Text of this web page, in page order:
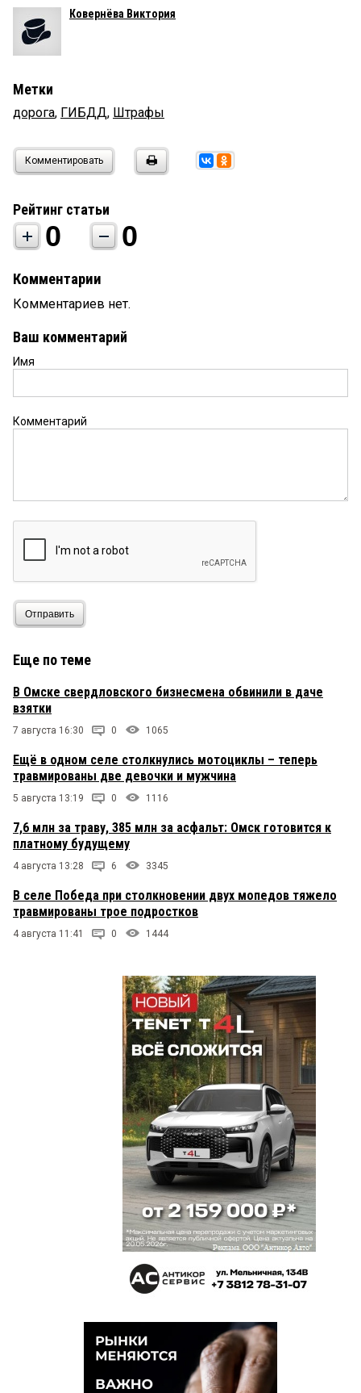
Ковернёва Виктория
Метки
дорога, ГИБДД, Штрафы
Комментировать
Рейтинг статьи
0 0
Комментарии
Комментариев нет.
Ваш комментарий
Имя
Комментарий
Отправить
Еще по теме
В Омске свердловского бизнесмена обвинили в даче
взятки
7 августа 16:30 0 1065
Ещё в одном селе столкнулись мотоциклы – теперь
травмированы две девочки и мужчина
5 августа 13:19 0 1116
7,6 млн за траву, 385 млн за асфальт: Омск готовится к
платному будущему
4 августа 13:28 6 3345
В селе Победа при столкновении двух мопедов тяжело
травмированы трое подростков
4 августа 11:41 0 1444